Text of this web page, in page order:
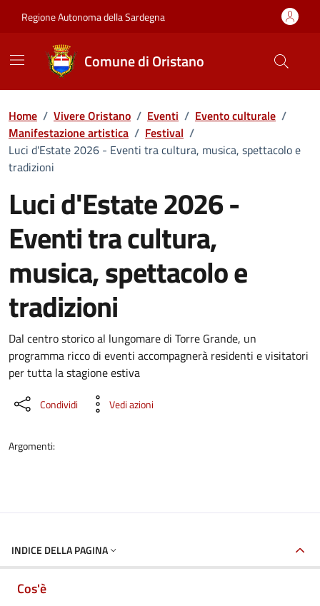
Regione Autonoma della Sardegna
Comune di Oristano
Home / Vivere Oristano / Eventi / Evento culturale /
Manifestazione artistica / Festival /
Luci d'Estate 2026 - Eventi tra cultura, musica, spettacolo e
tradizioni
Luci d'Estate 2026 -
Eventi tra cultura,
musica, spettacolo e
tradizioni
Dettaglio dell'evento
Dal centro storico al lungomare di Torre Grande, un
programma ricco di eventi accompagnerà residenti e visitatori
per tutta la stagione estiva
Condividi Vedi azioni
Argomenti:
INDICE DELLA PAGINA
Cos'è